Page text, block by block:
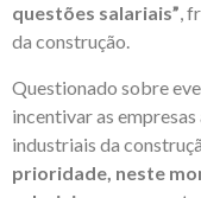
questões salariais”,
da construção.
Questionado sobre
incentivar as
industriais da
prioridade, neste